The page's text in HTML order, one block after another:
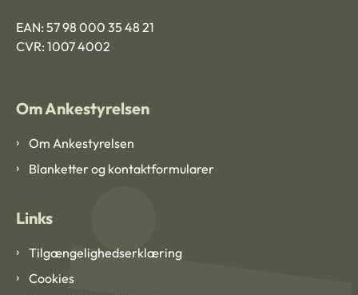
EAN: 57 98 000 35 48 21
CVR: 1007 4002
Om Ankestyrelsen
Om Ankestyrelsen
Blanketter og kontaktformularer
Links
Tilgængelighedserklæring
Cookies